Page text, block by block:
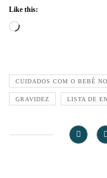
Like this:
Loading…
CUIDADOS COM O BEBÊ
GRAVIDEZ LISTA DE